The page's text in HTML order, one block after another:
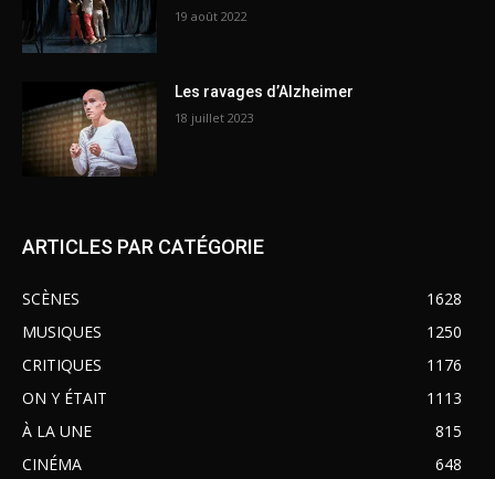
19 août 2022
Les ravages d’Alzheimer
18 juillet 2023
ARTICLES PAR CATÉGORIE
SCÈNES
1628
MUSIQUES
1250
CRITIQUES
1176
ON Y ÉTAIT
1113
À LA UNE
815
CINÉMA
648